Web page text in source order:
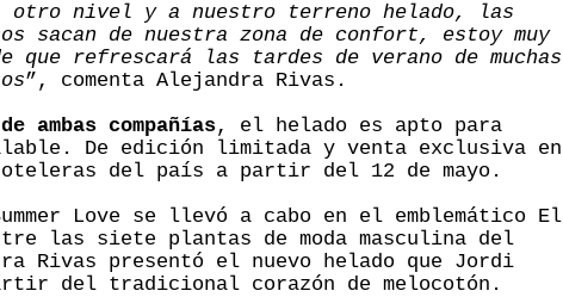
otro nivel y a nuestro terreno helado, las
sacan de nuestra zona de confort, estoy muy
refrescará las tardes de verano de muchas
”, comenta Alejandra Rivas.
compañías, el helado es apto para
De edición limitada y venta exclusiva en
del país a partir del 12 de mayo.
Love se llevó a cabo en el emblemático El
las siete plantas de moda masculina del
Rivas presentó el nuevo helado que Jordi
del tradicional corazón de melocotón.